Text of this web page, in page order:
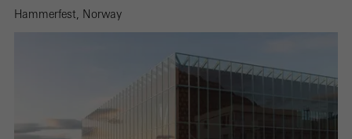
Hammerfest, Norway